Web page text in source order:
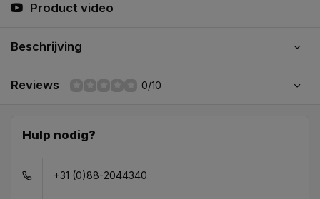
Product video
Beschrijving
Reviews 0/10
Hulp nodig?
+31 (0)88-2044340